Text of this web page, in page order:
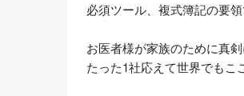
必須ツール、複式簿記の要
お医者様が家族のために真
たった1社応えて世界でもこ